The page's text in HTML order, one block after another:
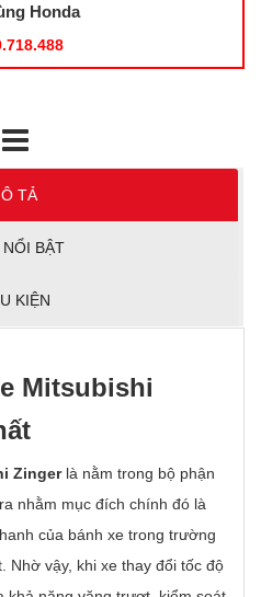
Honda
TẢ
BẬT
KIỆN
Mitsubishi
ất
Zinger là nằm trong bộ phận
nhằm mục đích chính đó là
của bánh xe trong trường
Nhờ vậy, khi xe thay đổi tốc độ